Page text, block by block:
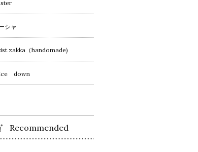
シャ
zakka（handomade)
down
Recommended